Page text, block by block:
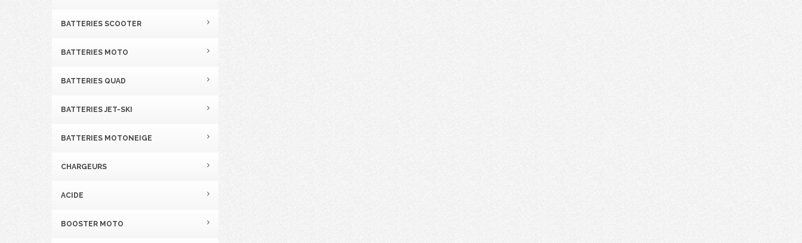
BATTERIES SCOOTER
BATTERIES MOTO
BATTERIES QUAD
BATTERIES JET-SKI
BATTERIES MOTONEIGE
CHARGEURS
ACIDE
BOOSTER MOTO